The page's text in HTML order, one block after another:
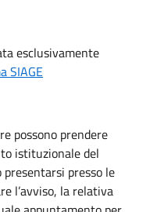
esclusivamente
SIAGE
possono prendere
istituzionale del
presso le
l’avviso, la relativa